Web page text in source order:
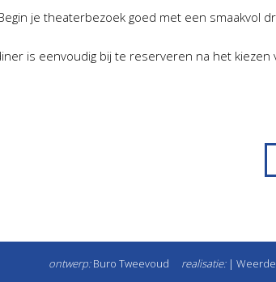
je theaterbezoek goed met een smaakvol
is eenvoudig bij te reserveren na het kiezen
ontwerp: Buro Tweevoud realisatie: |